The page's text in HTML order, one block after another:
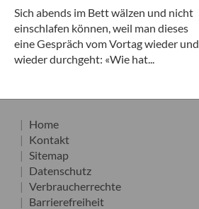
Sich abends im Bett wälzen und nicht
einschlafen können, weil man dieses
eine Gespräch vom Vortag wieder und
wieder durchgeht: «Wie hat...
Home
Kontakt
Sitemap
Datenschutz
Verbraucherrechte
Barrierefreiheit